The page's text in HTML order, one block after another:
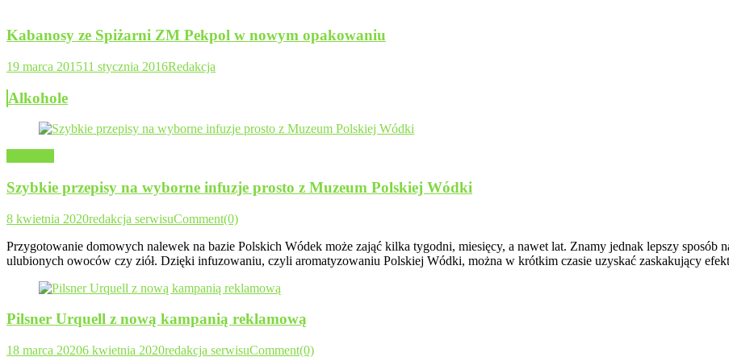
Kabanosy ze Spiżarni ZM Pekpol w nowym opakowaniu
19 marca 201511 stycznia 2016Redakcja
Alkohole
Szybkie przepisy na wyborne infuzje prosto z Muzeum Polskiej Wódki
8 kwietnia 2020redakcja serwisuComment(0)
Przygotowanie domowych nalewek na bazie Polskich Wódek może zająć kilka tygodni, miesięcy, a nawet lat. Znamy jednak lepszy sposób
ulubionych owoców czy ziół. Dzięki infuzowaniu, czyli aromatyzowaniu Polskiej Wódki, można w krótkim czasie uzyskać zaskakujący
Pilsner Urquell z nową kampanią reklamową
18 marca 20206 kwietnia 2020redakcja serwisuComment(0)